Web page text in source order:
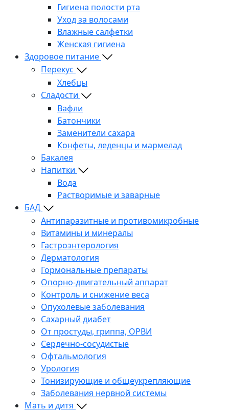
Гигиена полости рта
Уход за волосами
Влажные салфетки
Женская гигиена
Здоровое питание
Перекус
Хлебцы
Сладости
Вафли
Батончики
Заменители сахара
Конфеты, леденцы и мармелад
Бакалея
Напитки
Вода
Растворимые и заварные
БАД
Антипаразитные и противомикробные
Витамины и минералы
Гастроэнтерология
Дерматология
Гормональные препараты
Опорно-двигательный аппарат
Контроль и снижение веса
Опухолевые заболевания
Сахарный диабет
От простуды, гриппа, ОРВИ
Сердечно-сосудистые
Офтальмология
Урология
Тонизирующие и общеукрепляющие
Заболевания нервной системы
Мать и дитя